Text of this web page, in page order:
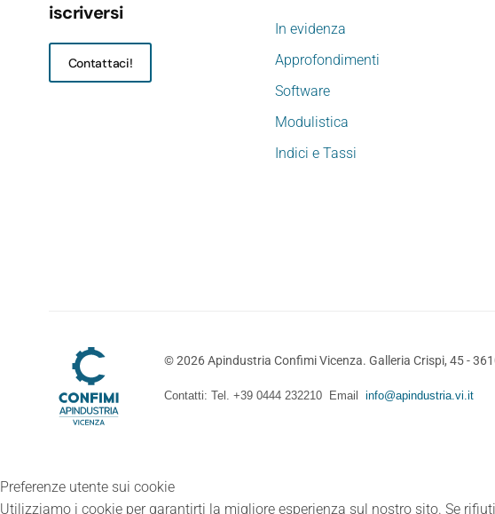
iscriversi
Contattaci!
In evidenza
Approfondimenti
Software
Modulistica
Indici e Tassi
©2026Apindustria Confimi Vicenza. Galleria Crispi, 45 -
Contatti: Tel. +39 0444 232210 Email info@apindustria.vi.it
Preferenze utente sui cookie
Utilizziamo i cookie per garantirti la migliore esperienza sul nostro sito. Se